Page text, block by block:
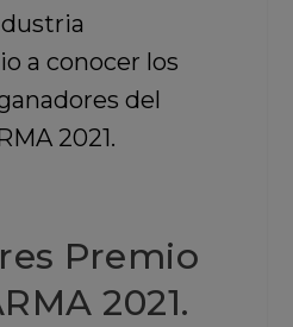
a conocer los
del
2021.
Premio
2021.